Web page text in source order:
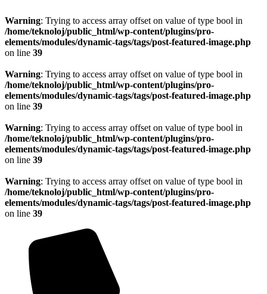
Warning: Trying to access array offset on value of type bool in
/home/teknoloj/public_html/wp-content/plugins/pro-
elements/modules/dynamic-tags/tags/post-featured-image.php
on line 39
Warning: Trying to access array offset on value of type bool in
/home/teknoloj/public_html/wp-content/plugins/pro-
elements/modules/dynamic-tags/tags/post-featured-image.php
on line 39
Warning: Trying to access array offset on value of type bool in
/home/teknoloj/public_html/wp-content/plugins/pro-
elements/modules/dynamic-tags/tags/post-featured-image.php
on line 39
Warning: Trying to access array offset on value of type bool in
/home/teknoloj/public_html/wp-content/plugins/pro-
elements/modules/dynamic-tags/tags/post-featured-image.php
on line 39